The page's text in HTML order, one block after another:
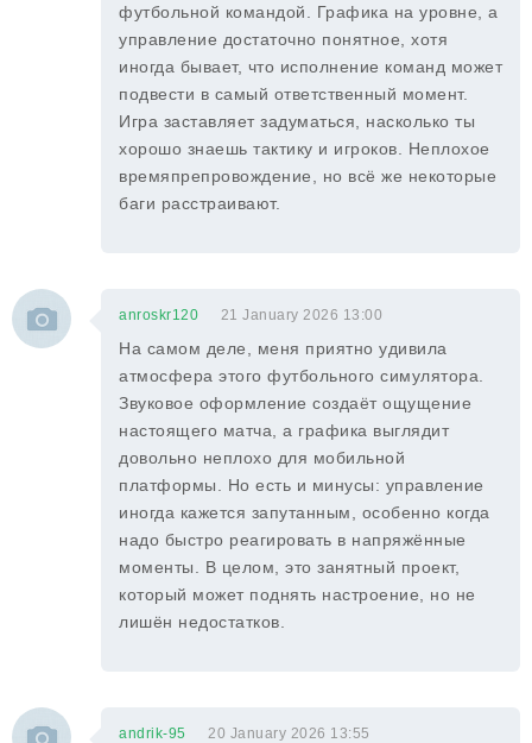
футбольной командой. Графика на уровне, а
управление достаточно понятное, хотя
иногда бывает, что исполнение команд может
подвести в самый ответственный момент.
Игра заставляет задуматься, насколько ты
хорошо знаешь тактику и игроков. Неплохое
времяпрепровождение, но всё же некоторые
баги расстраивают.
anroskr120 21 January 2026 13:00
На самом деле, меня приятно удивила
атмосфера этого футбольного симулятора.
Звуковое оформление создаёт ощущение
настоящего матча, а графика выглядит
довольно неплохо для мобильной
платформы. Но есть и минусы: управление
иногда кажется запутанным, особенно когда
надо быстро реагировать в напряжённые
моменты. В целом, это занятный проект,
который может поднять настроение, но не
лишён недостатков.
andrik-95 20 January 2026 13:55